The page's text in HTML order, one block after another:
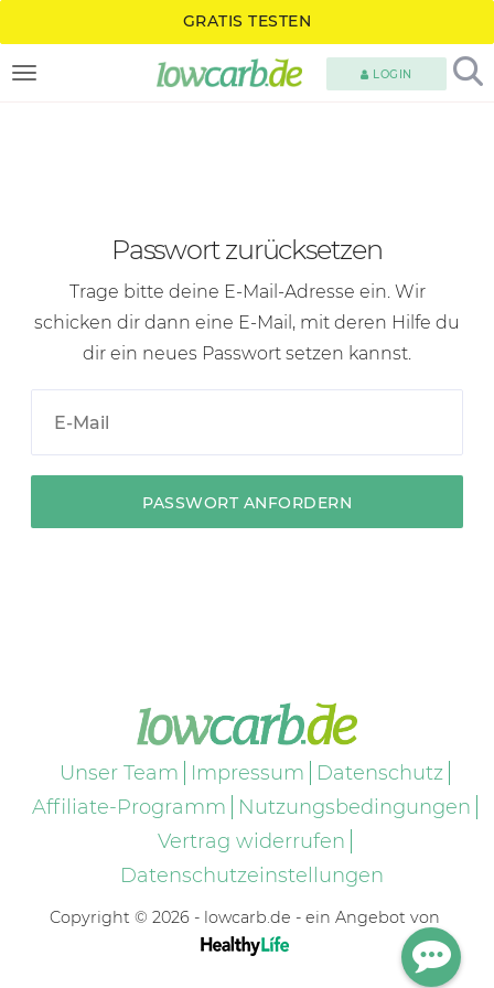
GRATIS TESTEN
TOGGLE NAVIGATION LOGIN
Passwort zurücksetzen
Trage bitte deine E-Mail-Adresse ein. Wir
schicken dir dann eine E-Mail , mit deren Hilfe du
dir ein neues Passwort setzen kannst.
Unser Team Impressum
Datenschutz
Affiliate-Programm
Nutzungsbedingungen
Vertrag widerrufen
Datenschutzeinstellungen
Copyright © 2026 - lowcarb.de - ein Angebot von